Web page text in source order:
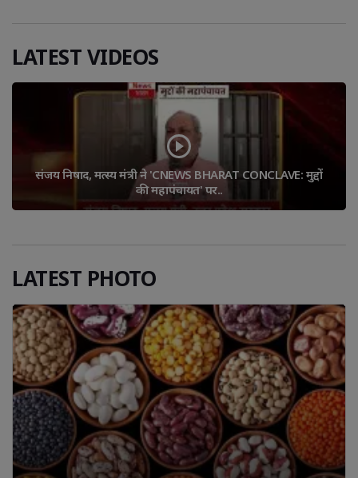
LATEST VIDEOS
संजय निषाद, मत्स्य मंत्री ने 'CNEWS BHARAT CONCLAVE: मुद्दों
की महापंचायत' पर..
LATEST PHOTO